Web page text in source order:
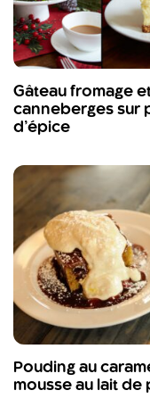
Gâteau fromage
canneberges sur
d’épice
Pouding au
mousse au lait de